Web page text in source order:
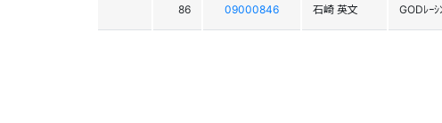
86 09000846 石崎 英文 GODﾚｰｼ